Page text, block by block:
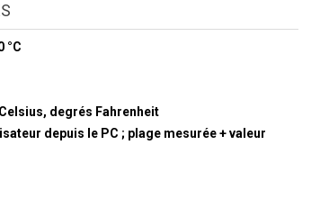
°C
degrés Fahrenheit
depuis le PC ; plage mesurée + valeur